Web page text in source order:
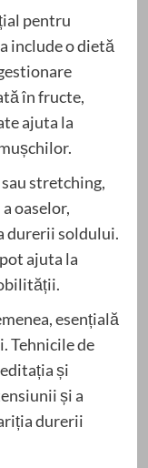
pentru
include o dietă
în fructe,
ajuta la
stretching,
oaselor,
durerii soldului.
ajuta la
esențială
Tehnicile de
și
și a
durerii